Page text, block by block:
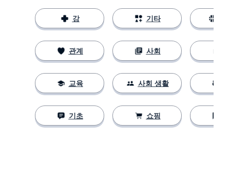
강
관계
교육
기초
기타
사회
사회 생활
쇼핑